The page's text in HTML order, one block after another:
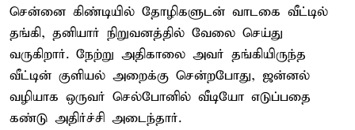
சென்னை கிண்டியில் தோழிகளுடன் வாடகை வீட்டில்
தங்கி, தனியார் நிறுவனத்தில் வேலை செய்து
வருகிறார். நேற்று அதிகாலை அவர் தங்கியிருந்த
வீட்டின் குளியல் அறைக்கு சென்றபோது, ஜன்னல்
வழியாக ஒருவர் செல்போனில் வீடியோ எடுப்பதை
கண்டு அதிர்ச்சி அடைந்தார்.